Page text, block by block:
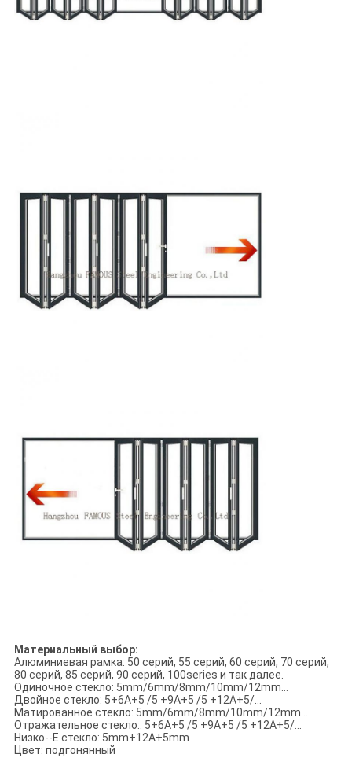
Материальный выбор:
Алюминиевая рамка: 50 серий, 55 серий, 60 серий, 70 серий,
80 серий, 85 серий, 90 серий, 100series и так далее.
Одиночное стекло: 5mm/6mm/8mm/10mm/12mm…
Двойное стекло: 5+6A+5 /5 +9A+5 /5 +12A+5/…
Матированное стекло: 5mm/6mm/8mm/10mm/12mm…
Отражательное стекло:: 5+6A+5 /5 +9A+5 /5 +12A+5/…
Низко--E стекло: 5mm+12A+5mm
Цвет: подгонянный